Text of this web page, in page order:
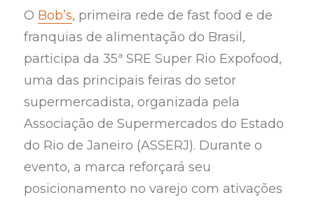
O Bob’s, primeira rede de fast food e de
franquias de alimentação do Brasil,
participa da 35ª SRE Super Rio Expofood,
uma das principais feiras do setor
supermercadista, organizada pela
Associação de Supermercados do Estado
do Rio de Janeiro (ASSERJ). Durante o
evento, a marca reforçará seu
posicionamento no varejo com ativações